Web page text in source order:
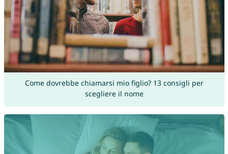
Come dovrebbe chiamarsi mio figlio? 13 consigli per
scegliere il nome